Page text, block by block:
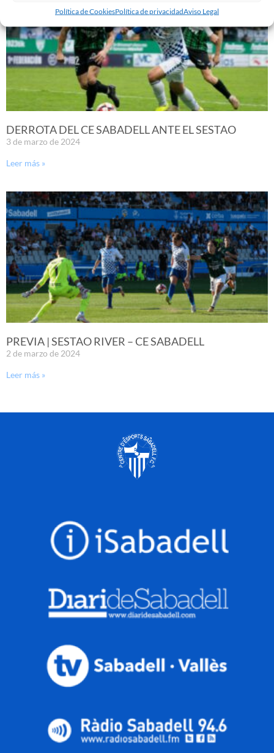
Política de CookiesPolítica de privacidadAviso Legal
DERROTA DEL CE SABADELL ANTE EL SESTAO
3 de marzo de 2024
Leer más »
PREVIA | SESTAO RIVER – CE SABADELL
2 de marzo de 2024
Leer más »